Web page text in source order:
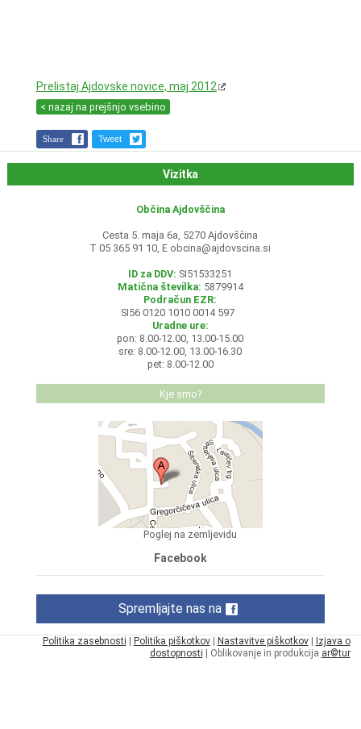
Prelistaj Ajdovske novice, maj 2012
< nazaj na prejšnjo vsebino
Share Tweet
Vizitka
Občina Ajdovščina
Cesta 5. maja 6a, 5270 Ajdovščina
T 05 365 91 10, E obcina@ajdovscina.si
ID za DDV: SI51533251
Matična številka: 5879914
Podračun EZR:
SI56 0120 1010 0014 597
Uradne ure:
pon: 8.00-12.00, 13.00-15.00
sre: 8.00-12.00, 13.00-16.30
pet: 8.00-12.00
Kje smo?
Poglej na zemljevidu
Facebook
Spremljajte nas na
Politika zasebnosti | Politika piškotkov| Nastavitve piškotkov| Izjava o
dostopnosti | Oblikovanje in produkcija ar©tur